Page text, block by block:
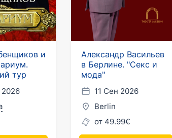
и
тур
2026
Александр Васильев
в Берлине. "Секс и
мода"
11 Сен 2026
Berlin
от 49.99€